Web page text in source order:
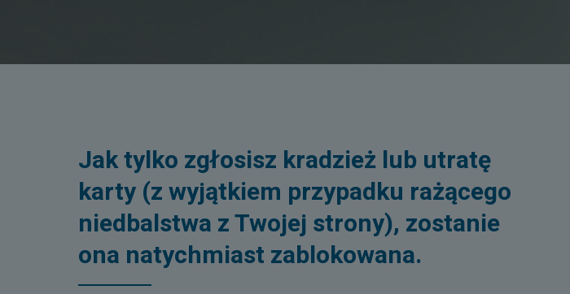
Jak tylko zgłosisz kradzież lub utratę
karty (z wyjątkiem przypadku rażącego
niedbalstwa z Twojej strony), zostanie
ona natychmiast zablokowana.